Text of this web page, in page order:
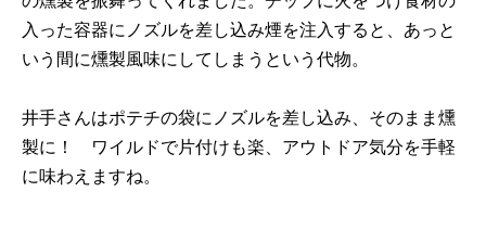
入った容器にノズルを差し込み煙を注入すると、あっと
いう間に燻製風味にしてしまうという代物。
井手さんはポテチの袋にノズルを差し込み、そのまま燻
製に！ ワイルドで片付けも楽、アウトドア気分を手軽
に味わえますね。